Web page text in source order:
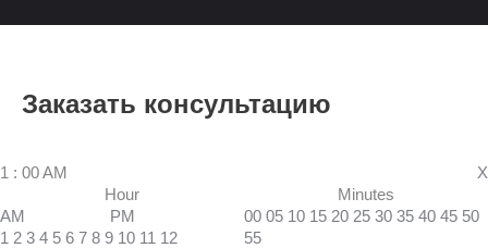
Заказать консультацию
X
1 : 00AM
Hour
Minutes
AM
PM
1 2 3 4 5 6 7 8 9 10 11 12
00 05 10 15 20 25 30 35 40 45 50
55